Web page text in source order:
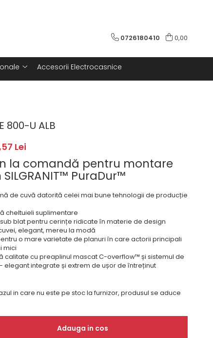
0726180410 0,00
Accesorii Electrocasnice
800-U ALB
Lei
la comandă pentru montare
PuraDur™
de cuvă datorită celei mai bune tehnologii de producție
cheltuieli suplimentare
blat pentru cerințe ridicate în materie de design
elegant, mereu la modă
o mare varietate de planuri în care actorii principali
mici
calitate cu preaplinul mascat C-overflow™ și sistemul de
elegant integrate și extrem de ușor de întreținut
in care nu este pe stoc la furnizor, produsul se aduce
Adauga in cos